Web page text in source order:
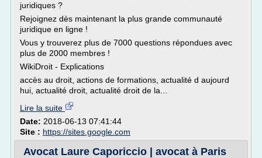
juridiques ?
Rejoignez dès maintenant la plus grande communauté
juridique en ligne !
Vous y trouverez plus de 7000 questions répondues avec
plus de 2000 membres !
WikiDroit - Explications
accès au droit, actions de formations, actualité d aujourd
hui, actualité droit, actualité droit de la...
Lire la suite
Date: 2018-06-13 07:41:44
Site : https://sites.google.com
Avocat Laure Caporiccio | avocat à Paris